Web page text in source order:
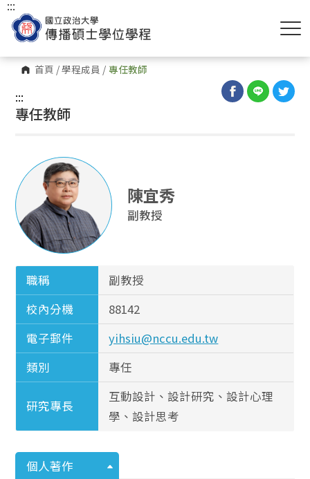
首頁 /學程成員 / 專任教師
:::
:::
專任教師
陳宜秀
副教授
職稱
副教授
校內分機
88142
電子郵件
yihsiu@nccu.edu.tw
類別
專任
研究專長
互動設計、設計研究、設計心理
學、設計思考
個人著作